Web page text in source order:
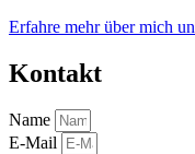
Erfahre mehr über mich
Kontakt
Name
E-Mail